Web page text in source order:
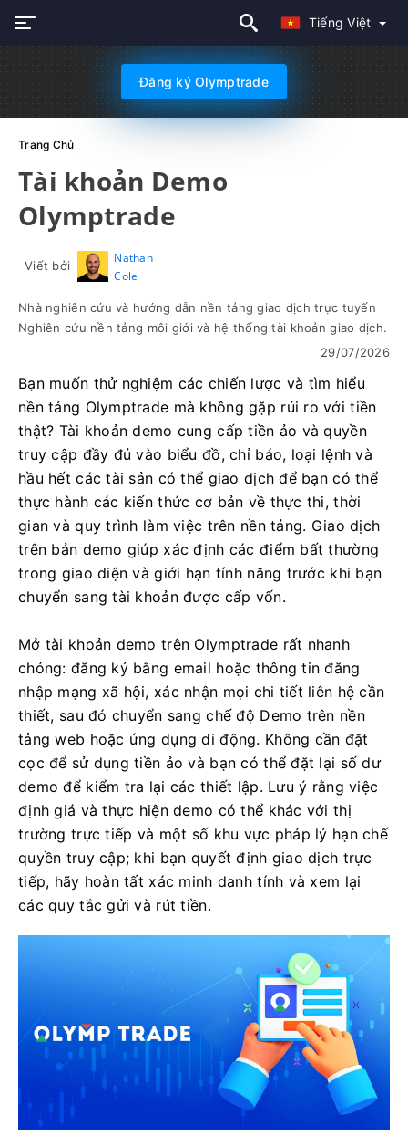
Tiếng Việt
Đăng ký Olymptrade
Trang Chủ
Tài khoản Demo
Olymptrade
Viết bởi
Nathan
Cole
Nhà nghiên cứu và hướng dẫn nền tảng giao dịch trực tuyến
Nghiên cứu nền tảng môi giới và hệ thống tài khoản giao dịch.
29/07/2026
Bạn muốn thử nghiệm các chiến lược và tìm hiểu
nền tảng Olymptrade mà không gặp rủi ro với tiền
thật? Tài khoản demo cung cấp tiền ảo và quyền
truy cập đầy đủ vào biểu đồ, chỉ báo, loại lệnh và
hầu hết các tài sản có thể giao dịch để bạn có thể
thực hành các kiến ​​thức cơ bản về thực thi, thời
gian và quy trình làm việc trên nền tảng. Giao dịch
trên bản demo giúp xác định các điểm bất thường
trong giao diện và giới hạn tính năng trước khi bạn
chuyển sang tài khoản được cấp vốn.
Mở tài khoản demo trên Olymptrade rất nhanh
chóng: đăng ký bằng email hoặc thông tin đăng
nhập mạng xã hội, xác nhận mọi chi tiết liên hệ cần
thiết, sau đó chuyển sang chế độ Demo trên nền
tảng web hoặc ứng dụng di động. Không cần đặt
cọc để sử dụng tiền ảo và bạn có thể đặt lại số dư
demo để kiểm tra lại các thiết lập. Lưu ý rằng việc
định giá và thực hiện demo có thể khác với thị
trường trực tiếp và một số khu vực pháp lý hạn chế
quyền truy cập; khi bạn quyết định giao dịch trực
tiếp, hãy hoàn tất xác minh danh tính và xem lại
các quy tắc gửi và rút tiền.